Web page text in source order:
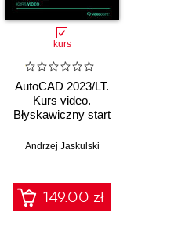
kurs
AutoCAD 2023/LT.
Kurs video.
Błyskawiczny start
branży i wersji
Andrzej Jaskulski
149.00 zł